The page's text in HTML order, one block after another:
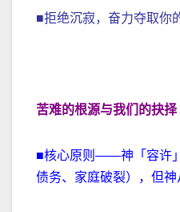
■拒绝沉寂，奋力夺取你
苦难的根源与我们的抉择
■核心原则——神「容许
债务、家庭破裂），但神